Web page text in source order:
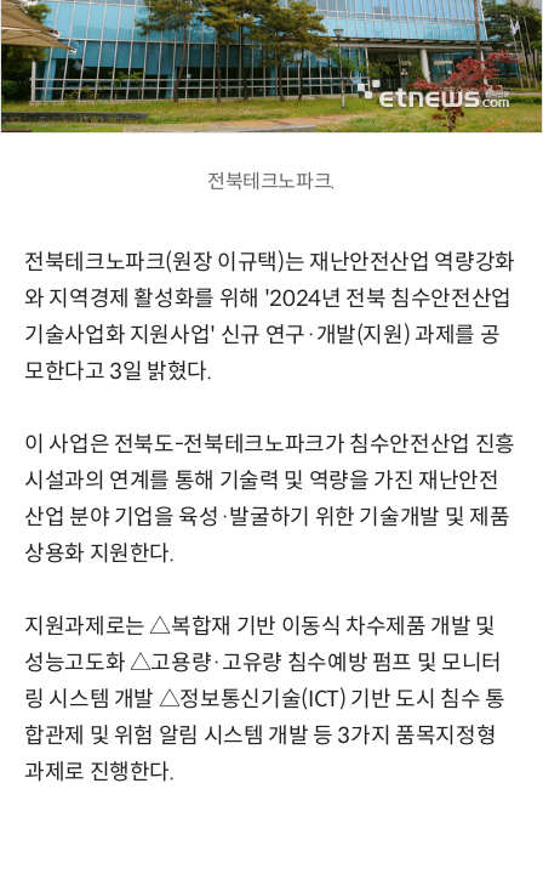
전북테크노파크.
전북테크노파크(원장 이규택)는 재난안전산업 역량강화
와 지역경제 활성화를 위해 '2024년 전북 침수안전산업
기술사업화 지원사업' 신규 연구·개발(지원) 과제를 공
모한다고 3일 밝혔다.
이 사업은 전북도-전북테크노파크가 침수안전산업 진흥
시설과의 연계를 통해 기술력 및 역량을 가진 재난안전
산업 분야 기업을 육성·발굴하기 위한 기술개발 및 제품
상용화 지원한다.
지원과제로는 △복합재 기반 이동식 차수제품 개발 및
성능고도화 △고용량·고유량 침수예방 펌프 및 모니터
링 시스템 개발 △정보통신기술(ICT) 기반 도시 침수 통
합관제 및 위험 알림 시스템 개발 등 3가지 품목지정형
과제로 진행한다.